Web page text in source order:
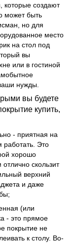
которые создают
может быть
но для
место
на стол под
вы
или в гостиной
нужды.
вы будете
купить,
- приятная на
Это
хорошо
скользит
верхний
и даже
(или
- это прямое
покрытие не
к столу. Во-